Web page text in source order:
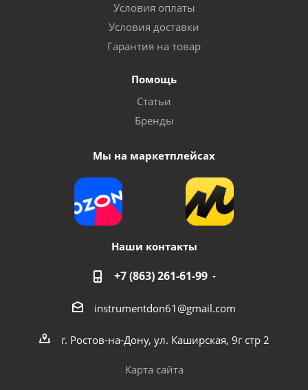
Условия оплаты
Условия доставки
Гарантия на товар
Помощь
Статьи
Бренды
Мы на маркетплейсах
Наши контакты
+7 (863) 261-61-99
instrumentdon61@gmail.com
г. Ростов-на-Дону, ул. Каширская, 9г стр 2
Карта сайта